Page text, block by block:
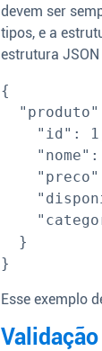
devem ser
tipos, e a
estrutura
{
Esse exemplo